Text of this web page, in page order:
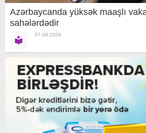
Azərbaycanda yüksək maaşlı
sahələrdədir
07.08.2026